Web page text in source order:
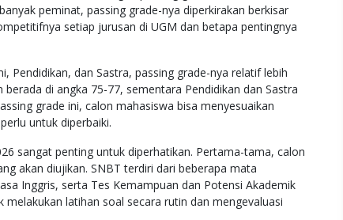
peminat, passing grade-nya diperkirakan berkisar
setiap jurusan di UGM dan betapa pentingnya
Pendidikan, dan Sastra, passing grade-nya relatif lebih
di angka 75-77, sementara Pendidikan dan Sastra
grade ini, calon mahasiswa bisa menyesuaikan
untuk diperbaiki.
sangat penting untuk diperhatikan. Pertama-tama, calon
akan diujikan. SNBT terdiri dari beberapa mata
Inggris, serta Tes Kemampuan dan Potensi Akademik
latihan soal secara rutin dan mengevaluasi